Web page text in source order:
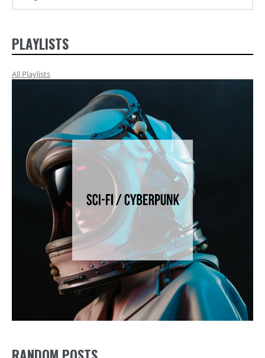
PLAYLISTS
All Playlists